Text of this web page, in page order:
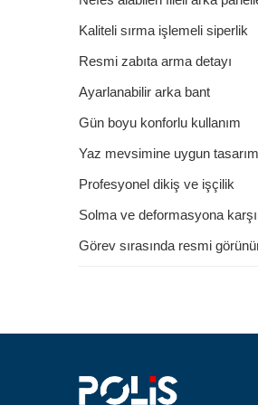
Kaliteli sırma işlemeli siperlik
Resmi zabıta arma detayı
Ayarlanabilir arka bant
Gün boyu konforlu kullanım
Yaz mevsimine uygun tasarım
Profesyonel dikiş ve işçilik
Solma ve deformasyona karşı
Görev sırasında resmi